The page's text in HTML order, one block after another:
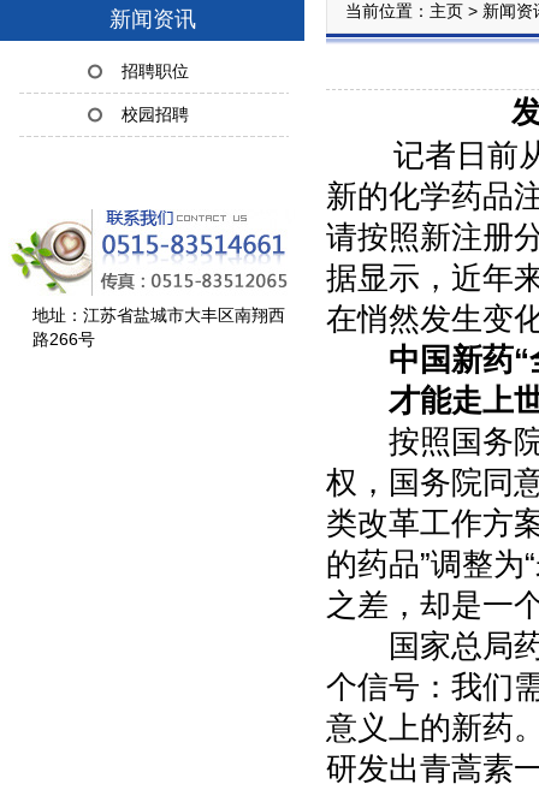
新闻资讯
招聘职位
校园招聘
地址：江苏省盐城市大丰区南翔西
路266号
当前位置： 主页 > 新闻资
记者日前从
新的化学药品
请按照新注册
据显示，近年
在悄然发生变
中国新药“
才能走上世
按照国务院
权，国务院同
类改革工作方
的药品”调整为
之差，却是一
国家总局药
个信号：我们
意义上的新药
研发出青蒿素